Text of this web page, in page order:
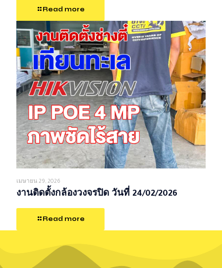
Read more
เมษายน 29, 2026
งานติดตั้งกล้องวงจรปิด วันที่ 24/02/2026
Read more